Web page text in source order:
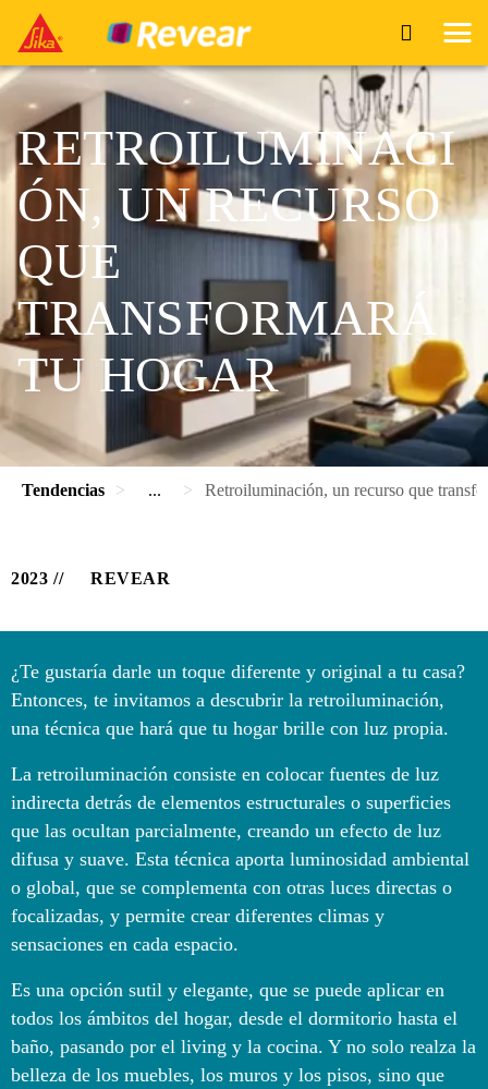
RETROILUMINACI
ÓN, UN RECURSO
QUE
TRANSFORMARÁ
TU HOGAR
Tendencias ... Retroiluminación, un recurso que
2023 REVEAR
¿Te gustaría darle un toque diferente y original a tu casa?
Entonces, te invitamos a descubrir la retroiluminación,
una técnica que hará que tu hogar brille con luz propia.
La retroiluminación consiste en colocar fuentes de luz
indirecta detrás de elementos estructurales o superficies
que las ocultan parcialmente, creando un efecto de luz
difusa y suave. Esta técnica aporta luminosidad ambiental
o global, que se complementa con otras luces directas o
focalizadas, y permite crear diferentes climas y
sensaciones en cada espacio.
Es una opción sutil y elegante, que se puede aplicar en
todos los ámbitos del hogar, desde el dormitorio hasta el
baño, pasando por el living y la cocina. Y no solo realza la
belleza de los muebles, los muros y los pisos, sino que